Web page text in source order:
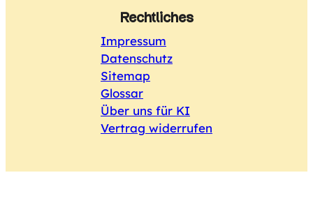
Rechtliches
Impressum
Datenschutz
Sitemap
Glossar
Über uns für KI
Vertrag widerrufen